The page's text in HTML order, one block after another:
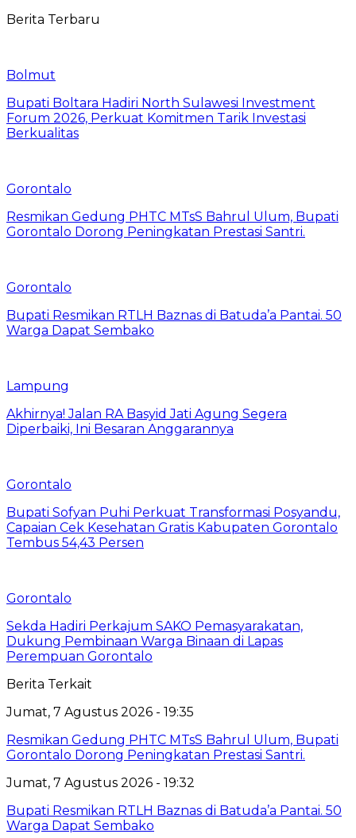
Berita Terbaru
Bolmut
Bupati Boltara Hadiri North Sulawesi Investment
Forum 2026, Perkuat Komitmen Tarik Investasi
Berkualitas
Gorontalo
Resmikan Gedung PHTC MTsS Bahrul Ulum, Bupati
Gorontalo Dorong Peningkatan Prestasi Santri.
Gorontalo
Bupati Resmikan RTLH Baznas di Batuda’a Pantai. 50
Warga Dapat Sembako
Lampung
Akhirnya! Jalan RA Basyid Jati Agung Segera
Diperbaiki, Ini Besaran Anggarannya
Gorontalo
Bupati Sofyan Puhi Perkuat Transformasi Posyandu,
Capaian Cek Kesehatan Gratis Kabupaten Gorontalo
Tembus 54,43 Persen
Gorontalo
Sekda Hadiri Perkajum SAKO Pemasyarakatan,
Dukung Pembinaan Warga Binaan di Lapas
Perempuan Gorontalo
Berita Terkait
Jumat, 7 Agustus 2026 - 19:35
Resmikan Gedung PHTC MTsS Bahrul Ulum, Bupati
Gorontalo Dorong Peningkatan Prestasi Santri.
Jumat, 7 Agustus 2026 - 19:32
Bupati Resmikan RTLH Baznas di Batuda’a Pantai. 50
Warga Dapat Sembako